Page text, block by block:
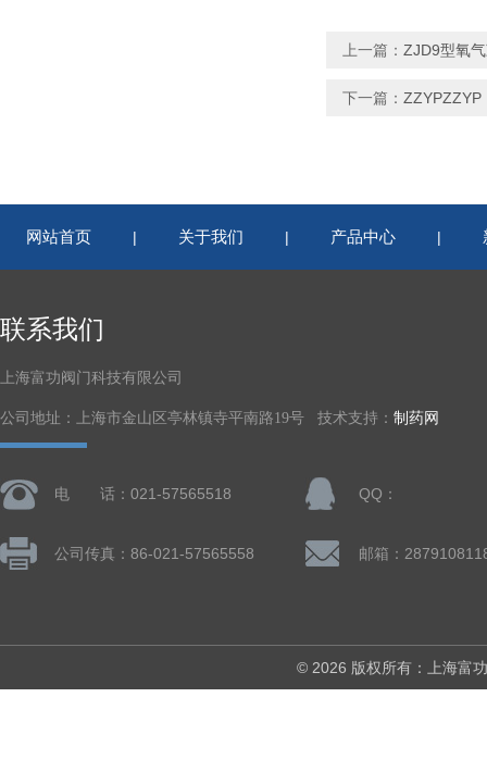
上一篇： ZJD9型氧
下一篇： ZZYPZZYP
网站首页 | 关于我们 | 产品中心 |
联系我们
上海富功阀门科技有限公司
公司地址：上海市金山区亭林镇寺平南路19号 技术支持： 制药网
电 话：021-57565518 QQ：
公司传真：86-021-57565558 邮箱：
© 2026 版权所有：上海富